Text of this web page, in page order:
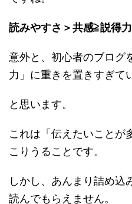
読みやすさ＞共感≧説得力
意外と、初心者のブログ
力」に重きを置きすぎて
と思います。
これは「伝えたいことが
こりうることです。
しかし、あんまり詰め込
読んでもらえません。